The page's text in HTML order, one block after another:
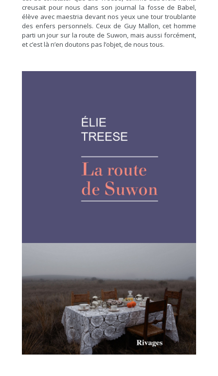
creusait pour nous dans son journal la fosse de Babel,
élève avec maestria devant nos yeux une tour troublante
des enfers personnels. Ceux de Guy Mallon, cet homme
parti un jour sur la route de Suwon, mais aussi forcément,
et c’est là n’en doutons pas l’objet, de nous tous.